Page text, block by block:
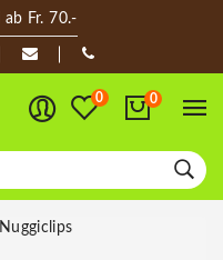
ab Fr. 70.-
0 0
Nuggiclips